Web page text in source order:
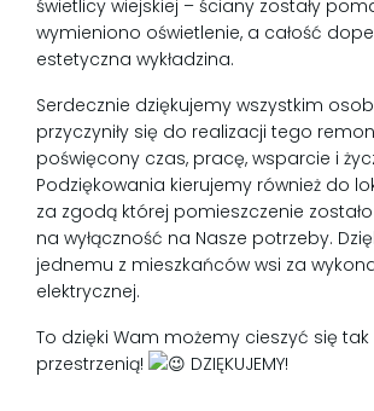
świetlicy wiejskiej – ściany zostały
wymieniono oświetlenie, a całość
estetyczna wykładzina.
Serdecznie dziękujemy wszystkim
przyczyniły się do realizacji tego
poświęcony czas, pracę, wsparcie i
Podziękowania kierujemy również do
za zgodą której pomieszczenie
na wyłączność na Nasze potrzeby.
jednemu z mieszkańców wsi za
elektrycznej.
To dzięki Wam możemy cieszyć się
przestrzenią!
DZIĘKUJEMY!